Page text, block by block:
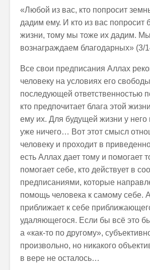
«Любой из вас, кто попросит
дадим ему. И кто из вас попросит
жизни, тому мы тоже их дадим. Мы
вознаграждаем благодарных» (3/
Все свои предписания Аллах
человеку на условиях его
последующей ответственностью
кто предпочитает блага этой
ему их. Для будущей жизни у него
уже ничего… Вот этот смысл
человеку и проходит в
есть Аллах дает тому и помогает
помогает себе, кто действует в
предписаниями, которые
помощь человека к самому себе.
приближает к себе
удаляющегося. Если бы всё это
а «как-то по другому»,
произвольно, но никакого
в вере не осталось…